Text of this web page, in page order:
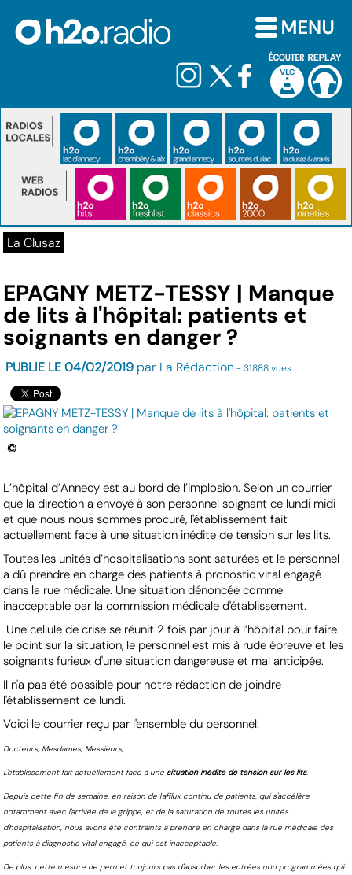
La Clusaz
EPAGNY METZ-TESSY | Manque
de lits à l'hôpital: patients et
soignants en danger ?
PUBLIE LE 04/02/2019 par La Rédaction - 31888 vues
©
L’hôpital d’Annecy est au bord de l’implosion. Selon un courrier
que la direction a envoyé à son personnel soignant ce lundi midi
et que nous nous sommes procuré, l'établissement fait
actuellement face à une situation inédite de tension sur les lits.
Toutes les unités d’hospitalisations sont saturées et le personnel
a dû prendre en charge des patients à pronostic vital engagé
dans la rue médicale. Une situation dénoncée comme
inacceptable par la commission médicale d'établissement.
Une cellule de crise se réunit 2 fois par jour à l’hôpital pour faire
le point sur la situation, le personnel est mis à rude épreuve et les
soignants furieux d'une situation dangereuse et mal anticipée.
Il n'a pas été possible pour notre rédaction de joindre
l'établissement ce lundi.
Voici le courrier reçu par l'ensemble du personnel:
Docteurs, Mesdames, Messieurs,
L'établissement fait actuellement face à unesituation inédite de tension sur les lits.
Depuis cette fin de semaine, en raison de l'afflux continu de patients, qui s'accélère
notamment avec l'arrivée de la grippe, et de la saturation de toutes les unités
d'hospitalisation, nous avons été contraints à prendre en charge dans la rue médicale des
patients à diagnostic vital engagé, ce qui est inacceptable.
De plus, cette mesure ne permet toujours pas d'absorber les entrées non programmées qui